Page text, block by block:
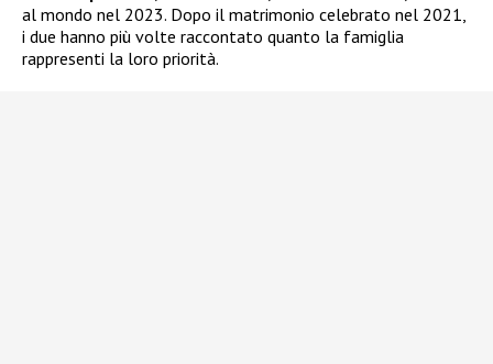
al mondo nel 2023. Dopo il matrimonio celebrato nel 2021,
i due hanno più volte raccontato quanto la famiglia
rappresenti la loro priorità.